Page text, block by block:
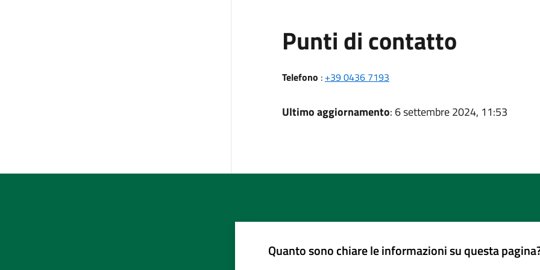
Punti di contatto
Telefono : +39 0436 7193
Ultimo aggiornamento: 6 settembre 2024, 11:53
Quanto sono chiare le informazioni su questa